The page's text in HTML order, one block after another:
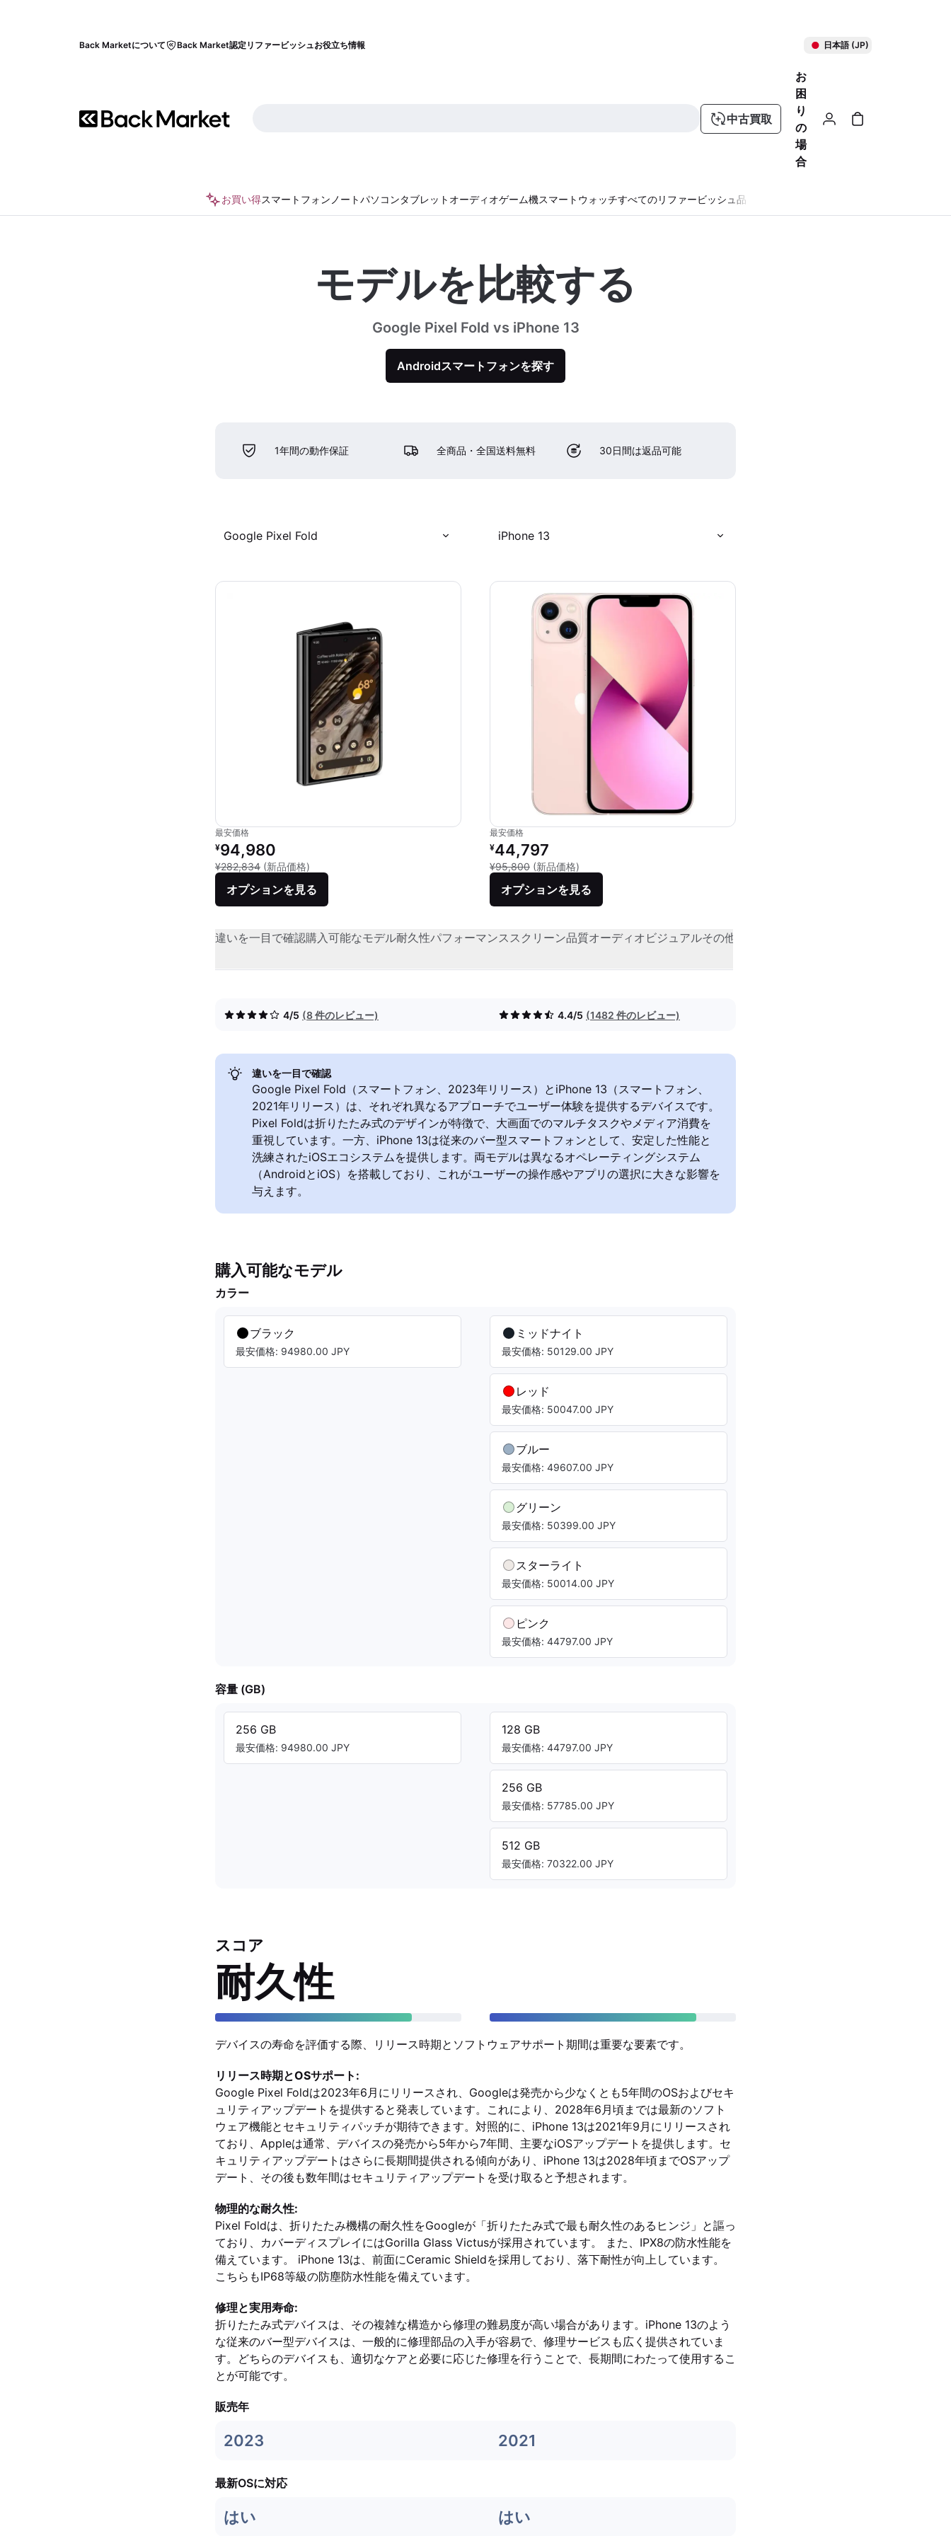
Back Marketについて Back Market認定リファービッシュお役立ち情報 日本語 (JP)
中古買取
お
困
り
の
場
合
お買い得スマートフォン ノートパソコンタブレット オーディオゲーム機スマートウォッチすべてのリファービッシュ品
モデルを比較する
Google Pixel Fold vs iPhone 13
Androidスマートフォンを探す
1年間の動作保証 全商品・全国送料無料 30日間は返品可能
Google Pixel Fold iPhone 13
最安価格
リファービッシュ品の価格：
¥94,980
¥282,834 (新品価格)
オプションを見る
最安価格
リファービッシュ品の価格：
¥44,797
¥95,800 (新品価格)
オプションを見る
違いを一目で確認購入可能なモデル耐久性パフォーマンススクリーン品質オーディオビジュアルその他
4/5 (8 件のレビュー) 4.4/5 (1482 件のレビュー)
違いを一目で確認
Google Pixel Fold（スマートフォン、2023年リリース）とiPhone 13（スマートフォン、
2021年リリース）は、それぞれ異なるアプローチでユーザー体験を提供するデバイスです。
Pixel Foldは折りたたみ式のデザインが特徴で、大画面でのマルチタスクやメディア消費を
重視しています。一方、iPhone 13は従来のバー型スマートフォンとして、安定した性能と
洗練されたiOSエコシステムを提供します。両モデルは異なるオペレーティングシステム
（AndroidとiOS）を搭載しており、これがユーザーの操作感やアプリの選択に大きな影響を
与えます。
購入可能なモデル
カラー
ブラック
最安価格: 94980.00 JPY
ミッドナイト
最安価格: 50129.00 JPY
レッド
最安価格: 50047.00 JPY
ブルー
最安価格: 49607.00 JPY
グリーン
最安価格: 50399.00 JPY
スターライト
最安価格: 50014.00 JPY
ピンク
最安価格: 44797.00 JPY
容量 (GB)
256 GB
最安価格: 94980.00 JPY
128 GB
最安価格: 44797.00 JPY
256 GB
最安価格: 57785.00 JPY
512 GB
最安価格: 70322.00 JPY
スコア
耐久性
デバイスの寿命を評価する際、リリース時期とソフトウェアサポート期間は重要な要素です。
リリース時期とOSサポート:
Google Pixel Foldは2023年6月にリリースされ、Googleは発売から少なくとも5年間のOSおよびセキ
ュリティアップデートを提供すると発表しています。これにより、2028年6月頃までは最新のソフト
ウェア機能とセキュリティパッチが期待できます。対照的に、iPhone 13は2021年9月にリリースされ
ており、Appleは通常、デバイスの発売から5年から7年間、主要なiOSアップデートを提供します。セ
キュリティアップデートはさらに長期間提供される傾向があり、iPhone 13は2028年頃までOSアップ
デート、その後も数年間はセキュリティアップデートを受け取ると予想されます。
物理的な耐久性:
Pixel Foldは、折りたたみ機構の耐久性をGoogleが「折りたたみ式で最も耐久性のあるヒンジ」と謳っ
ており、カバーディスプレイにはGorilla Glass Victusが採用されています。 また、IPX8の防水性能を
備えています。 iPhone 13は、前面にCeramic Shieldを採用しており、落下耐性が向上しています。
こちらもIP68等級の防塵防水性能を備えています。
修理と実用寿命:
折りたたみ式デバイスは、その複雑な構造から修理の難易度が高い場合があります。iPhone 13のよう
な従来のバー型デバイスは、一般的に修理部品の入手が容易で、修理サービスも広く提供されていま
す。どちらのデバイスも、適切なケアと必要に応じた修理を行うことで、長期間にわたって使用するこ
とが可能です。
販売年
2023 2021
最新OSに対応
はい はい